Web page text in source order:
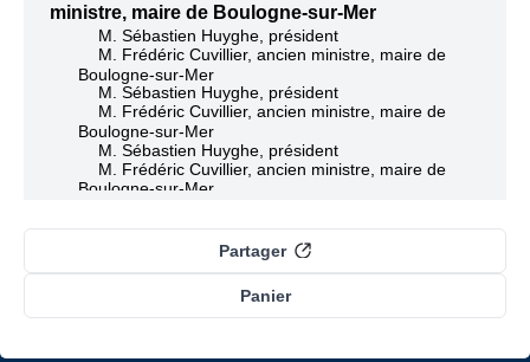
ministre, maire de Boulogne-sur-Mer
M. Sébastien Huyghe, président
M. Frédéric Cuvillier, ancien ministre, maire de
Boulogne-sur-Mer
M. Sébastien Huyghe, président
M. Frédéric Cuvillier, ancien ministre, maire de
Boulogne-sur-Mer
M. Sébastien Huyghe, président
M. Frédéric Cuvillier, ancien ministre, maire de
Boulogne-sur-Mer
M. Frédéric Cuvillier, ancien ministre, maire de
Mme Elsa Faucillon, rapporteure
Mme Elsa Faucillon, rapporteure
Panier
Partager